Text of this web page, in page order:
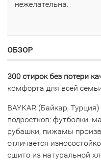
нежелательна.
ОБЗОР
300 стирок без потери
комфорта для всей
BAYKAR (Байкар,
подростков: футболки,
рубашки, пижамы
отличается
сшито из натуральной